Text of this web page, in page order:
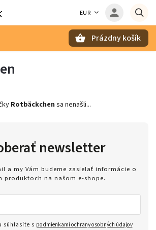
EUR
Prázdny košík
Rotbäckchen sa nenašli...
newsletter
a my Vám budeme zasielať informácie o
produktoch na našom e-shope.
súhlasíte s podmienkami ochrany osobných údajov